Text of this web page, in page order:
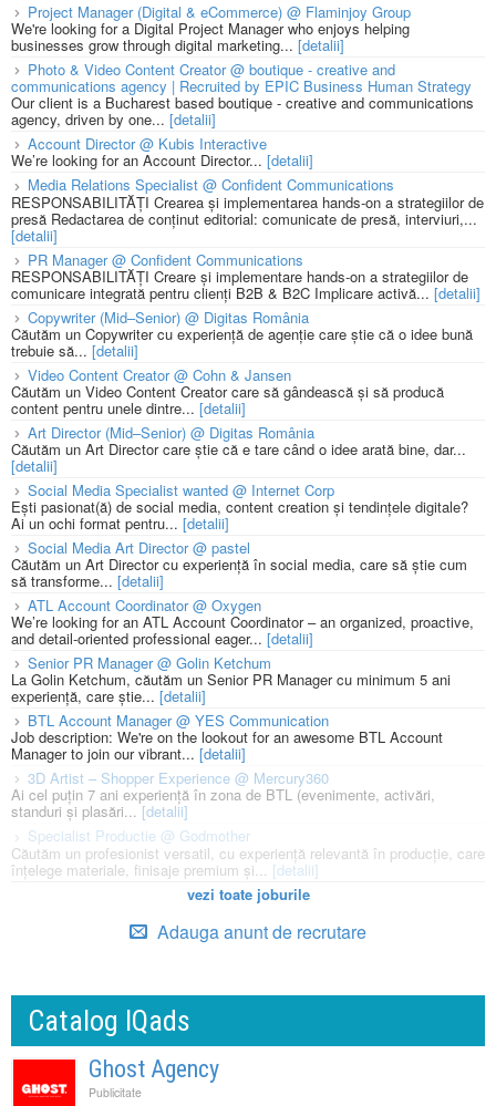
Project Manager (Digital & eCommerce) @ Flaminjoy Group
We're looking for a Digital Project Manager who enjoys helping
businesses grow through digital marketing... [detalii]
Photo & Video Content Creator @ boutique - creative and
communications agency | Recruited by EPIC Business Human Strategy
Our client is a Bucharest based boutique - creative and communications
agency, driven by one... [detalii]
Account Director @ Kubis Interactive
We’re looking for an Account Director... [detalii]
Media Relations Specialist @ Confident Communications
RESPONSABILITĂȚI Crearea și implementarea hands-on a strategiilor de
presă Redactarea de conținut editorial: comunicate de presă, interviuri,...
[detalii]
PR Manager @ Confident Communications
RESPONSABILITĂȚI Creare și implementare hands-on a strategiilor de
comunicare integrată pentru clienți B2B & B2C Implicare activă... [detalii]
Copywriter (Mid–Senior) @ Digitas România
Căutăm un Copywriter cu experiență de agenție care știe că o idee bună
trebuie să... [detalii]
Video Content Creator @ Cohn & Jansen
Căutăm un Video Content Creator care să gândească și să producă
content pentru unele dintre... [detalii]
Art Director (Mid–Senior) @ Digitas România
Căutăm un Art Director care știe că e tare când o idee arată bine, dar...
[detalii]
Social Media Specialist wanted @ Internet Corp
Ești pasionat(ă) de social media, content creation și tendințele digitale?
Ai un ochi format pentru... [detalii]
Social Media Art Director @ pastel
Căutăm un Art Director cu experiență în social media, care să știe cum
să transforme... [detalii]
ATL Account Coordinator @ Oxygen
We’re looking for an ATL Account Coordinator – an organized, proactive,
and detail-oriented professional eager... [detalii]
Senior PR Manager @ Golin Ketchum
La Golin Ketchum, căutăm un Senior PR Manager cu minimum 5 ani
experiență, care știe... [detalii]
BTL Account Manager @ YES Communication
Job description: We're on the lookout for an awesome BTL Account
Manager to join our vibrant... [detalii]
3D Artist – Shopper Experience @ Mercury360
Ai cel puțin 7 ani experiență în zona de BTL (evenimente, activări,
standuri și plasări... [detalii]
Specialist Productie @ Godmother
Căutăm un profesionist versatil, cu experiență relevantă în producție, care
înțelege materiale, finisaje premium și... [detalii]
vezi toate joburile
Adauga anunt de recrutare
Catalog IQads
Ghost Agency
Publicitate